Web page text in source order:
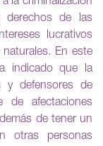
derechos de las
lucrativos
En este
indicado que la
y defensores de
de afectaciones
de tener un
otras personas